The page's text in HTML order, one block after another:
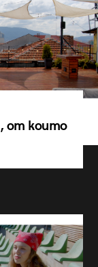
от които